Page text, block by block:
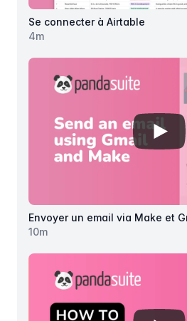
Se connecter à Airtable
4m
Envoyer un email via Make et
10m